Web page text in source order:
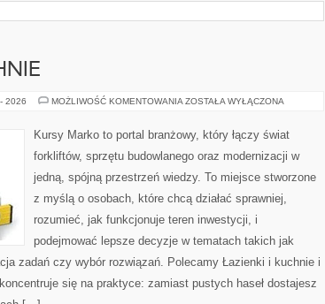
2026 MOŻLIWOŚĆ KOMENTOWANIA ŁAZIENKI
ZOSTAŁA WYŁĄCZONA
Kursy Marko to portal branżowy, który łączy świat
forkliftów, sprzętu budowlanego oraz modernizacji w
jedną, spójną przestrzeń wiedzy. To miejsce stworzone
z myślą o osobach, które chcą działać sprawniej,
rozumieć, jak funkcjonuje teren inwestycji, i
podejmować lepsze decyzje w tematach takich jak
zadań czy wybór rozwiązań. Polecamy Łazienki i kuchnie i
się na praktyce: zamiast pustych haseł dostajesz